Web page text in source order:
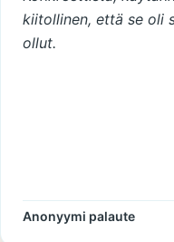
kiitollinen, että se oli
ollut.
Anonyymi palaute